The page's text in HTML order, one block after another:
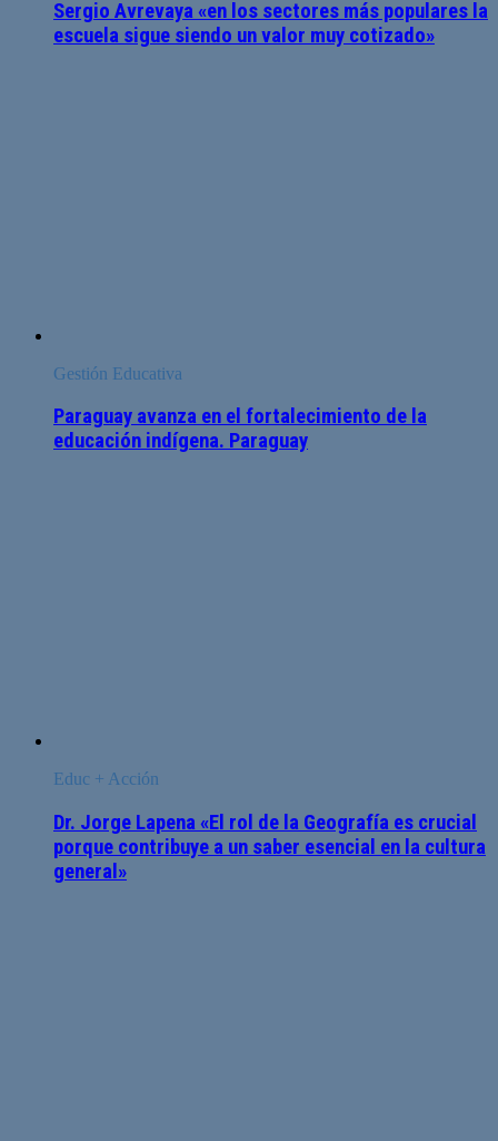
Sergio Avrevaya «en los sectores más populares la
escuela sigue siendo un valor muy cotizado»
Gestión Educativa
Paraguay avanza en el fortalecimiento de la
educación indígena. Paraguay
Educ + Acción
Dr. Jorge Lapena «El rol de la Geografía es crucial
porque contribuye a un saber esencial en la cultura
general»